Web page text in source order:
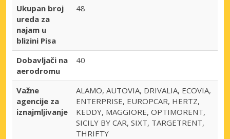
Ukupan broj
ureda za
najam u
blizini Pisa
48
Dobavljači na
aerodromu
40
Važne
agencije za
iznajmljivanje
ALAMO, AUTOVIA, DRIVALIA, ECOVIA,
ENTERPRISE, EUROPCAR, HERTZ,
KEDDY, MAGGIORE, OPTIMORENT,
SICILY BY CAR, SIXT, TARGETRENT,
THRIFTY